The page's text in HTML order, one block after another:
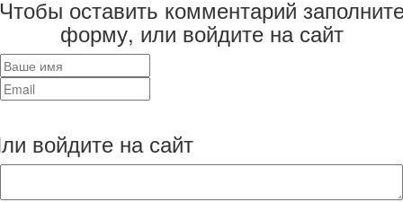
оставить комментарий
форму, или войдите на сайт
войдите на сайт